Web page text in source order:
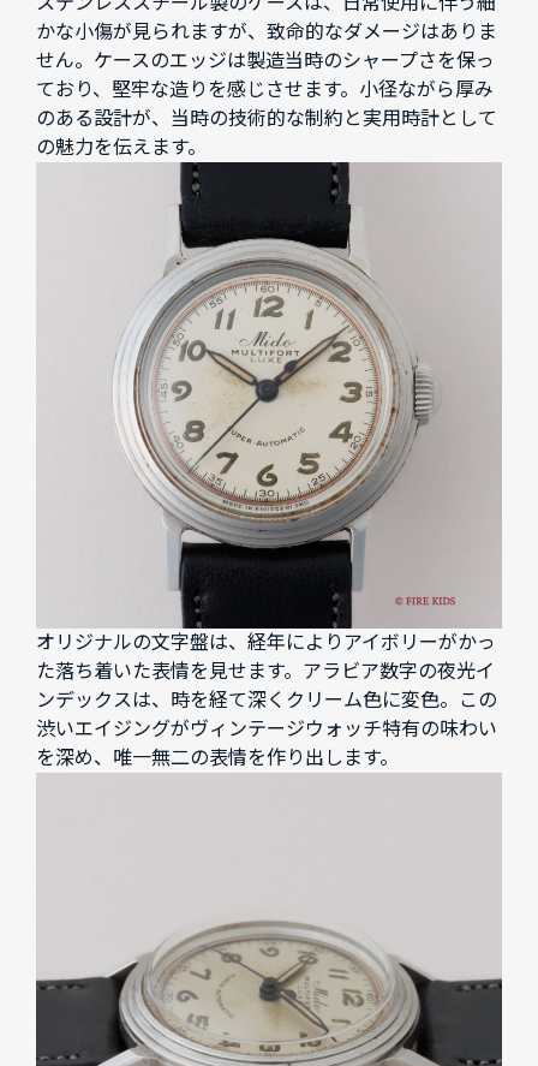
かな小傷が見られますが、致命的なダメージはありま
せん。ケースのエッジは製造当時のシャープさを保っ
ており、堅牢な造りを感じさせます。小径ながら厚み
のある設計が、当時の技術的な制約と実用時計として
の魅力を伝えます。
オリジナルの文字盤は、経年によりアイボリーがかっ
た落ち着いた表情を見せます。アラビア数字の夜光イ
ンデックスは、時を経て深くクリーム色に変色。この
渋いエイジングがヴィンテージウォッチ特有の味わい
を深め、唯一無二の表情を作り出します。